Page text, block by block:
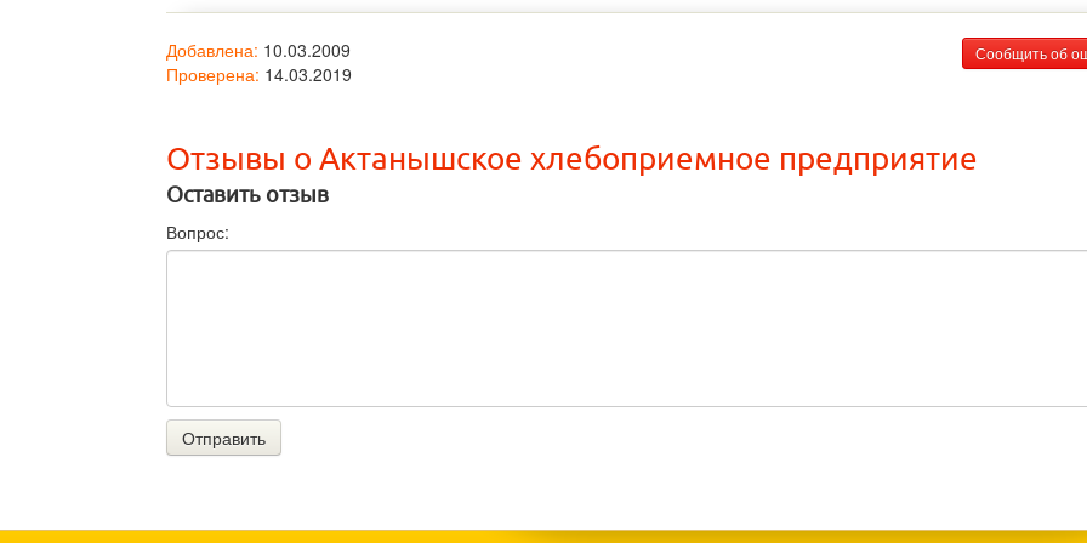
Сообщить об
Добавлена: 10.03.2009
Проверена: 14.03.2019
Отзывы о Актанышское хлебоприемное предприятие
Оставить отзыв
Вопрос:
Отправить